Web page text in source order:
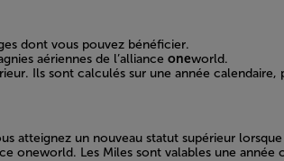
dont vous pouvez bénéficier.
aériennes de l’alliance oneworld.
Ils sont calculés sur une année calendaire,
atteignez un nouveau statut supérieur
Les Miles sont valables une année